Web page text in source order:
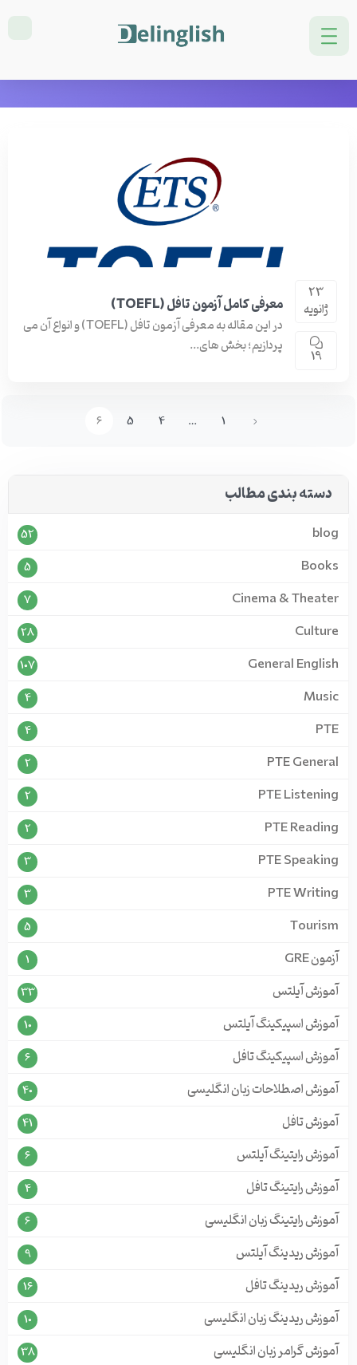
دسته بندی: آموزش تافل
23
ژانویه
19
معرفی کامل آزمون تافل (TOEFL)
در این مقاله به معرفی آزمون تافل (TOEFL) و انواع آن می
پردازیم؛ بخش های...
1
…
4
5
6
دسته بندی مطالب
blog
52
Books
5
Cinema & Theater
7
Culture
28
General English
107
Music
4
PTE
4
PTE General
2
PTE Listening
2
PTE Reading
2
PTE Speaking
3
PTE Writing
3
Tourism
5
آزمون GRE 1
آموزش آیلتس 33
آموزش اسپیکینگ آیلتس 10
آموزش اسپیکینگ تافل 6
آموزش اصطلاحات زبان انگلیسی 40
آموزش تافل 41
آموزش رایتینگ آیلتس 6
آموزش رایتینگ تافل 4
آموزش رایتینگ زبان انگلیسی 6
آموزش ریدینگ آیلتس 9
آموزش ریدینگ تافل 16
آموزش ریدینگ زبان انگلیسی 10
آموزش گرامر زبان انگلیسی 38